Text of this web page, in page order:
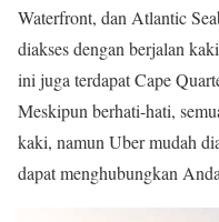
Waterfront, dan Atlantic
diakses dengan berjalan
ini juga terdapat Cape
Meskipun berhati-hati,
kaki, namun Uber mudah
dapat menghubungkan